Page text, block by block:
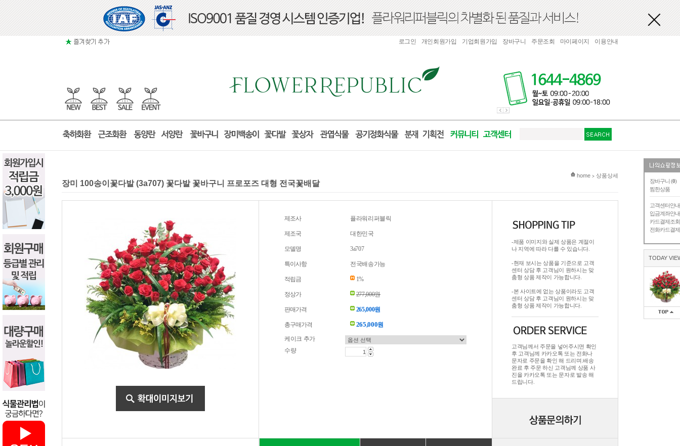
장바구니 (0)
찜한상품
고객센터안내
입금계좌안내
카드결제조회
전화카드결제
TODAY
로그인 개인회원가입 기업회원가입 장바구니 주문조회 마이페이지 이용안내
현재 위치
home > 상품상세
장미 100송이꽃다발 (3a707) 꽃다발 꽃바구니 프로포즈 대형 전국꽃배달
제조사 플라워리퍼블릭
제조국 대한민국
모델명 3a707
특이사항 전국배송가능
적립금 1%
정상가 277,000원
판매가격 265,000원
총구매가격 265,000원
케이크 추가
수량
-제품 이미지와 실제 상품은 계절이
나 지역에 따라 다를 수 있습니다.
-현재 보시는 상품을 기준으로 고객
센터 상담 후 고객님이 원하시는 맞
춤형 상품 제작이 가능합니다.
-본 사이트에 없는 상품이라도 고객
센터 상담 후 고객님이 원하시는 맞
춤형 상품 제작이 가능합니다.
고객님께서 주문을 넣어주시면 확인
후 고객님께 카카오톡 또는 전화나
문자로 주문을 확인 해 드리며.배송
완료 후 주문 하신 고객님께 상품 사
진을 카카오톡 또는 문자로 발송 해
드립니다.